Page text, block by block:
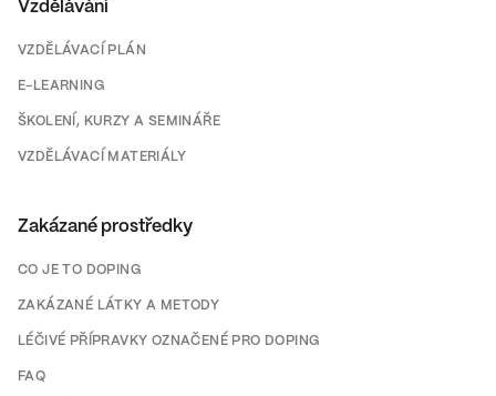
Vzdělávání
VZDĚLÁVACÍ PLÁN
E-LEARNING
ŠKOLENÍ, KURZY A SEMINÁŘE
VZDĚLÁVACÍ MATERIÁLY
Zakázané prostředky
CO JE TO DOPING
ZAKÁZANÉ LÁTKY A METODY
LÉČIVÉ PŘÍPRAVKY OZNAČENÉ PRO DOPING
FAQ